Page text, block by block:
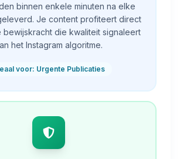
binnen enkele minuten na elke
Je content profiteert direct
bewijskracht die kwaliteit signaleert
het Instagram algoritme.
voor: Urgente Publicaties